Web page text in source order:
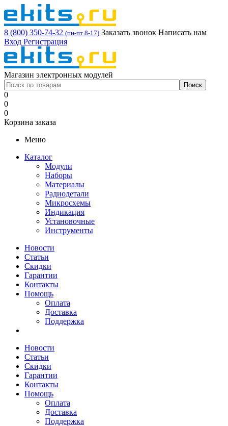
8 (800) 350-74-32 (пн-пт 8-17) Заказать звонок Написать нам
Вход Регистрация
Магазин электронных модулей
0
0
0
Корзина заказа
Меню
Каталог
Модули
Наборы
Материалы
Радиодетали
Микросхемы
Индикация
Установочные
Инструменты
Новости
Статьи
Скидки
Гарантии
Контакты
Помощь
Оплата
Доставка
Поддержка
Новости
Статьи
Скидки
Гарантии
Контакты
Помощь
Оплата
Доставка
Поддержка